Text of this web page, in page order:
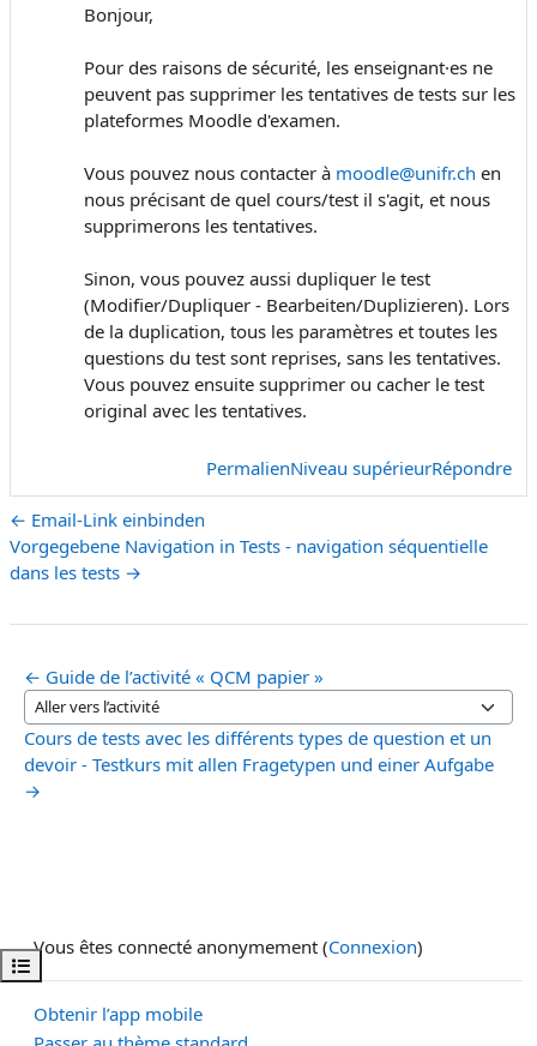
Ouvrir l’index du cours
Bonjour,
Pour des raisons de sécurité, les enseignant·es ne
peuvent pas supprimer les tentatives de tests sur les
plateformes Moodle d'examen.
Vous pouvez nous contacter à moodle@unifr.ch en
nous précisant de quel cours/test il s'agit, et nous
supprimerons les tentatives.
Sinon, vous pouvez aussi dupliquer le test
(Modifier/Dupliquer - Bearbeiten/Duplizieren). Lors
de la duplication, tous les paramètres et toutes les
questions du test sont reprises, sans les tentatives.
Vous pouvez ensuite supprimer ou cacher le test
original avec les tentatives.
PermalienNiveau supérieurRépondre
← Email-Link einbinden
Vorgegebene Navigation in Tests - navigation séquentielle
dans les tests →
← Guide de l’activité « QCM papier »
Aller vers l’activité
Cours de tests avec les différents types de question et un
devoir - Testkurs mit allen Fragetypen und einer Aufgabe
→
Vous êtes connecté anonymement (Connexion)
Obtenir l’app mobile